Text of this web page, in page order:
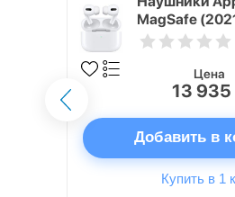
MagSafe
Цена
13 935
Добавить в
Купить в 1